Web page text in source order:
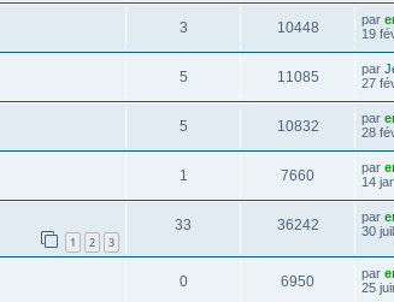
3 10448 par
19
5 11085 par
27
5 10832 par
28
1 7660 par
14
1 2 3
33 36242 par
30
0 6950 par
25